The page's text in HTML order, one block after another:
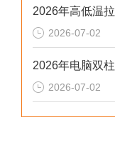
2026-07-02
2026-07-02